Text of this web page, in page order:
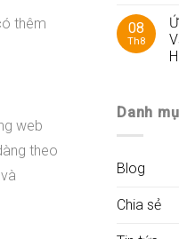
thêm
web
theo
08
Th8
Danh
Blog
Chia sẻ